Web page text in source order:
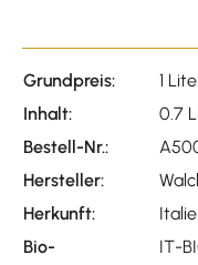
Grundpreis:
1
Inhalt:
0.7
Bestell-Nr.:
Hersteller:
Herkunft:
Bio-
IT-